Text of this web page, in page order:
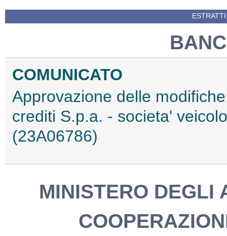
COMUNICATO
Approvazione delle
crediti S.p.a. - societa'
(23A06786)
MINISTERO DEGLI